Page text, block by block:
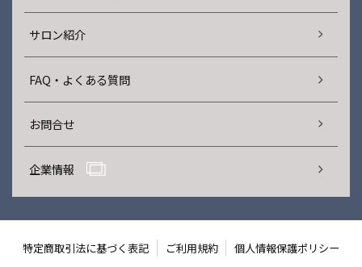
サロン紹介
FAQ・よくある質問
お問合せ
企業情報
特定商取引法に基づく表記 ご利用規約 個人情報保護ポリシー